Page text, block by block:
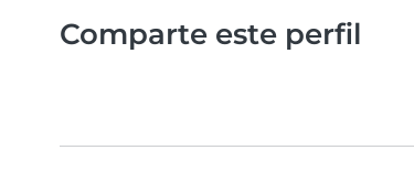
Comparte este perfil